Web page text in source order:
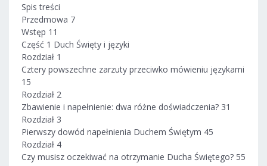
Spis treści
Przedmowa 7
Wstęp 11
Część 1 Duch Święty i języki
Rozdział 1
Cztery powszechne zarzuty przeciwko mówieniu językami
15
Rozdział 2
Zbawienie i napełnienie: dwa różne doświadczenia? 31
Rozdział 3
Pierwszy dowód napełnienia Duchem Świętym 45
Rozdział 4
Czy musisz oczekiwać na otrzymanie Ducha Świętego? 55